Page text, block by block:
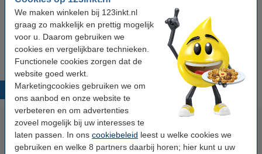
We maken winkelen bij 123inkt.nl
graag zo makkelijk en prettig mogelijk
voor u. Daarom gebruiken we
cookies en vergelijkbare technieken.
Functionele cookies zorgen dat de
website goed werkt.
Marketingcookies gebruiken we om
ons aanbod en onze website te
verbeteren en om advertenties
zoveel mogelijk bij uw interesses te
laten passen. In ons cookiebeleid leest u welke cookies we
gebruiken en welke 8 partners daarbij horen; hier kunt u uw
Ons artikelnr: 093322
Nummer: 3ED85A
Populaire producten